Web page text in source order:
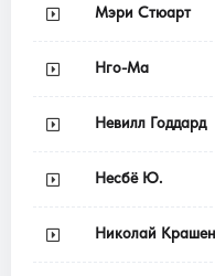
Мэри Стюарт
Нго-Ма
Невилл Годдард
Несбё Ю.
Николай